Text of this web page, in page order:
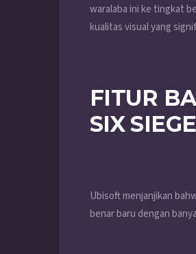
waralaba ini ke tingkat
kualitas visual yang
FITUR
SIX
Ubisoft menjanjikan
benar baru dengan